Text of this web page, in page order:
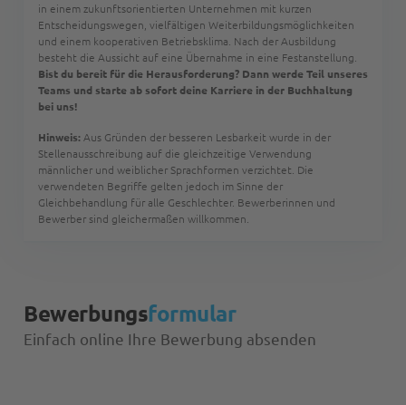
in einem zukunftsorientierten Unternehmen mit kurzen
Entscheidungswegen, vielfältigen Weiterbildungsmöglichkeiten
und einem kooperativen Betriebsklima. Nach der Ausbildung
besteht die Aussicht auf eine Übernahme in eine Festanstellung.
Bist du bereit für die Herausforderung? Dann werde Teil unseres
Teams und starte ab sofort deine Karriere in der Buchhaltung
bei uns!
Hinweis: Aus Gründen der besseren Lesbarkeit wurde in der
Stellenausschreibung auf die gleichzeitige Verwendung
männlicher und weiblicher Sprachformen verzichtet. Die
verwendeten Begriffe gelten jedoch im Sinne der
Gleichbehandlung für alle Geschlechter. Bewerberinnen und
Bewerber sind gleichermaßen willkommen.
Bewerbungsformular
Einfach online Ihre Bewerbung absenden